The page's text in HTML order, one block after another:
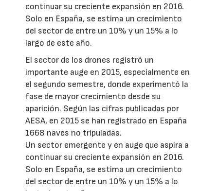
continuar su creciente expansión en 2016.
Solo en España, se estima un crecimiento
del sector de entre un 10% y un 15% a lo
largo de este año.
El sector de los drones registró un
importante auge en 2015, especialmente en
el segundo semestre, donde experimentó la
fase de mayor crecimiento desde su
aparición. Según las cifras publicadas por
AESA, en 2015 se han registrado en España
1668 naves no tripuladas.
Un sector emergente y en auge que aspira a
continuar su creciente expansión en 2016.
Solo en España, se estima un crecimiento
del sector de entre un 10% y un 15% a lo